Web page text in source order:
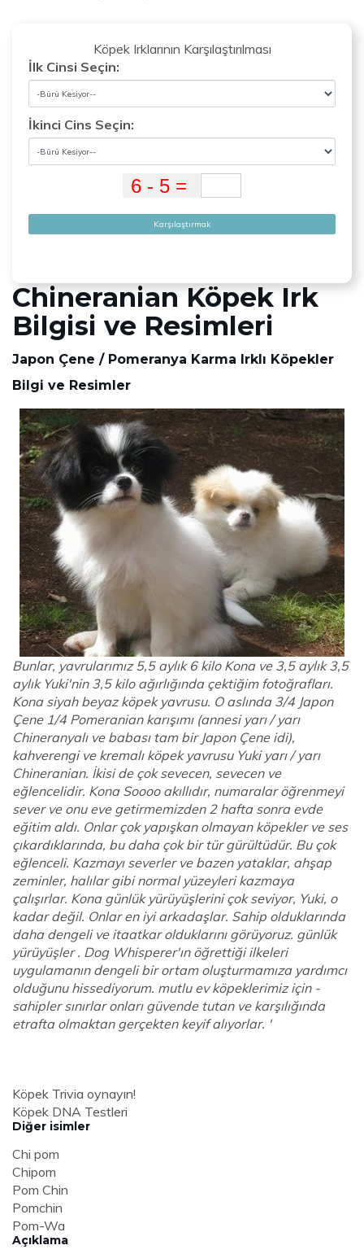
Köpek Irklarının Karşılaştırılması
İlk Cinsi Seçin:
İkinci Cins Seçin:
Karşılaştırmak
Chineranian Köpek Irk
Bilgisi ve Resimleri
Japon Çene / Pomeranya Karma Irklı Köpekler
Bilgi ve Resimler
Bunlar, yavrularımız 5,5 aylık 6 kilo Kona ve 3,5 aylık 3,5
aylık Yuki'nin 3,5 kilo ağırlığında çektiğim fotoğrafları.
Kona siyah beyaz köpek yavrusu. O aslında 3/4 Japon
Çene 1/4 Pomeranian karışımı (annesi yarı / yarı
Chineranyalı ve babası tam bir Japon Çene idi),
kahverengi ve kremalı köpek yavrusu Yuki yarı / yarı
Chineranian. İkisi de çok sevecen, sevecen ve
eğlencelidir. Kona Soooo akıllıdır, numaralar öğrenmeyi
sever ve onu eve getirmemizden 2 hafta sonra evde
eğitim aldı. Onlar çok yapışkan olmayan köpekler ve ses
çıkardıklarında, bu daha çok bir tür gürültüdür. Bu çok
eğlenceli. Kazmayı severler ve bazen yataklar, ahşap
zeminler, halılar gibi normal yüzeyleri kazmaya
çalışırlar. Kona günlük yürüyüşlerini çok seviyor, Yuki, o
kadar değil. Onlar en iyi arkadaşlar. Sahip olduklarında
daha dengeli ve itaatkar olduklarını görüyoruz. günlük
yürüyüşler . Dog Whisperer'ın öğrettiği ilkeleri
uygulamanın dengeli bir ortam oluşturmamıza yardımcı
olduğunu hissediyorum. mutlu ev köpeklerimiz için -
sahipler sınırlar onları güvende tutan ve karşılığında
etrafta olmaktan gerçekten keyif alıyorlar. '
Köpek Trivia oynayın!
Köpek DNA Testleri
Diğer isimler
Chi pom
Chipom
Pom Chin
Pomchin
Pom-Wa
Açıklama